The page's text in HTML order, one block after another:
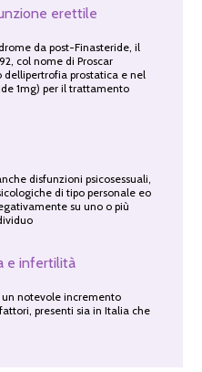
erettile
da post-Finasteride, il
col nome di Proscar
prostatica e nel
1mg) per il trattamento
disfunzioni psicosessuali,
di tipo personale eo
su uno o più
e infertilità
notevole incremento
presenti sia in Italia che